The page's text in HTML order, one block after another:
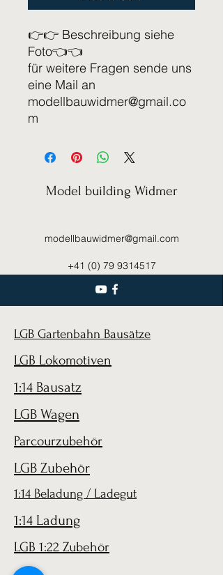
👉👉 Beschreibung siehe
Foto👈👈
für weitere Fragen sende uns
eine Mail an
modellbauwidmer@gmail.co
m
Model building Widmer
modellbauwidmer@gmail.com
+41 (0) 79 9314517
LGB Gartenbahn Bausätze
LGB Lokomotiven
1:14 Bausatz
LGB Wagen
Parcourzubehör
LGB Zubehör
1:14 Beladung / Ladegut
1:14 Ladung
LGB 1:22 Zubehör